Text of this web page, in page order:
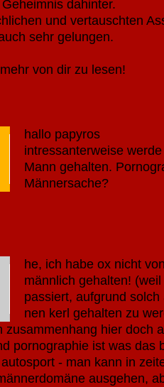
dahinter.
und vertauschten
sehr gelungen.
von dir zu lesen!
hallo papyros
intressanterweise
Mann gehalten.
Männersache?
he, ich habe ox nicht
männlich gehalten!
passiert, aufgrund
nen kerl gehalten zu
zusammenhang hier doch
pornographie ist was das
- man kann in
ausgehen,